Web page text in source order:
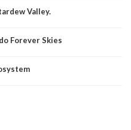
Valley.
Forever Skies